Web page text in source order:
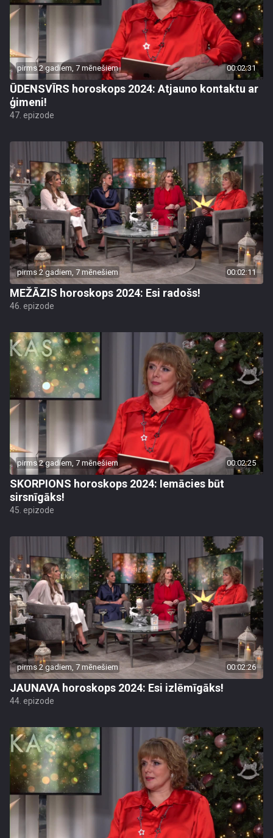
pirms 2 gadiem, 7 mēnešiem 00:02:31
ŪDENSVĪRS horoskops 2024: Atjauno kontaktu ar
ģimeni!
47. epizode
pirms 2 gadiem, 7 mēnešiem 00:02:11
MEŽĀZIS horoskops 2024: Esi radošs!
46. epizode
pirms 2 gadiem, 7 mēnešiem 00:02:25
SKORPIONS horoskops 2024: Iemācies būt
sirsnīgāks!
45. epizode
pirms 2 gadiem, 7 mēnešiem 00:02:26
JAUNAVA horoskops 2024: Esi izlēmīgāks!
44. epizode